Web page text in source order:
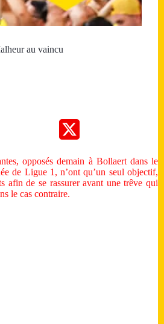
au vaincu
opposés demain à Bollaert dans le
de Ligue 1, n’ont qu’un seul objectif,
afin de se rassurer avant une trêve qui
le cas contraire.